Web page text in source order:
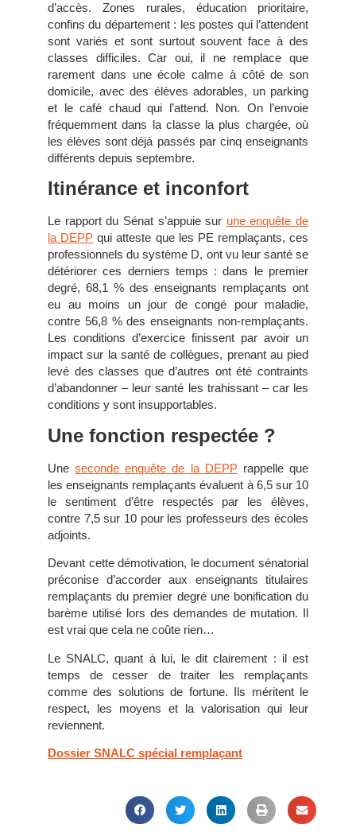
d’accès. Zones rurales, éducation prioritaire,
confins du département : les postes qui l’attendent
sont variés et sont surtout souvent face à des
classes difficiles. Car oui, il ne remplace que
rarement dans une école calme à côté de son
domicile, avec des élèves adorables, un parking
et le café chaud qui l’attend. Non. On l’envoie
fréquemment dans la classe la plus chargée, où
les élèves sont déjà passés par cinq enseignants
différents depuis septembre.
Itinérance et inconfort
Le rapport du Sénat s’appuie sur une enquête de
la DEPP qui atteste que les PE remplaçants, ces
professionnels du système D, ont vu leur santé se
détériorer ces derniers temps : dans le premier
degré, 68,1 % des enseignants remplaçants ont
eu au moins un jour de congé pour maladie,
contre 56,8 % des enseignants non-remplaçants.
Les conditions d’exercice finissent par avoir un
impact sur la santé de collègues, prenant au pied
levé des classes que d’autres ont été contraints
d’abandonner – leur santé les trahissant – car les
conditions y sont insupportables.
Une fonction respectée ?
Uneseconde enquête de la DEPPrappelle que
les enseignants remplaçants évaluent à 6,5 sur 10
le sentiment d’être respectés par les élèves,
contre 7,5 sur 10 pour les professeurs des écoles
adjoints.
Devant cette démotivation, le document sénatorial
préconise d’accorder aux enseignants titulaires
remplaçants du premier degré une bonification du
barème utilisé lors des demandes de mutation. Il
est vrai que cela ne coûte rien…
Le SNALC, quant à lui, le dit clairement : il est
temps de cesser de traiter les remplaçants
comme des solutions de fortune. Ils méritent le
respect, les moyens et la valorisation qui leur
reviennent.
Dossier SNALC spécial remplaçant